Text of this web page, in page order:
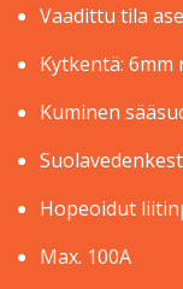
Vaadittu tila
Kytkentä:
Kuminen
Hopeoidut
Max. 100A